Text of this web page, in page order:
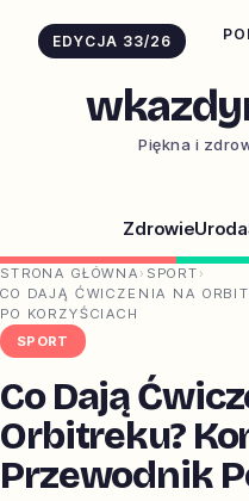
EDYCJA 33/26
Piękna i
ZdrowieUroda
STRONA GŁÓWNA › SPORT ›
CO DAJĄ ĆWICZENIA NA
PO KORZYŚCIACH
SPORT
Co Dają
Orbitreku?
Przewodnik